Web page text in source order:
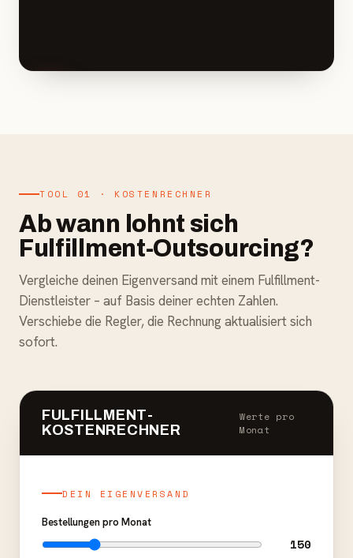
TOOL 01 · KOSTENRECHNER
Ab wann lohnt sich
Fulfillment-Outsourcing?
Vergleiche deinen Eigenversand mit einem Fulfillment-
Dienstleister – auf Basis deiner echten Zahlen.
Verschiebe die Regler, die Rechnung aktualisiert sich
sofort.
FULFILLMENT-
KOSTENRECHNER
Werte pro
Monat
DEIN EIGENVERSAND
Bestellungen pro Monat
150